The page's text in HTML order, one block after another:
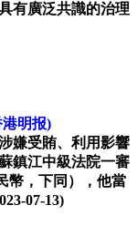
有廣泛共識的治理
港明报)
嫌受賄、利用影響
鎮江中級法院一審
幣，下同），他當
07-13)